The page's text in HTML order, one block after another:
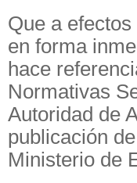
Que a
en forma
hace
Normativas
Autoridad de
publicación
Ministerio de